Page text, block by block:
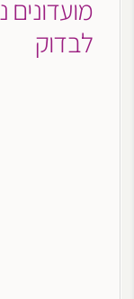
לבדוק